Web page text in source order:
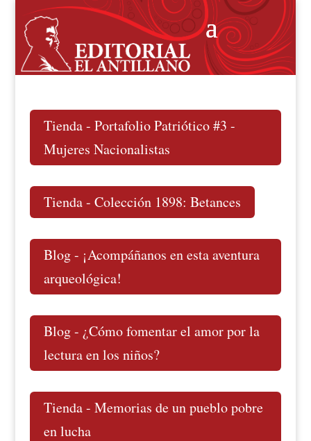
Tienda - Portafolio Patriótico #3 -
Mujeres Nacionalistas
Tienda - Colección 1898: Betances
Blog - ¡Acompáñanos en esta aventura
arqueológica!
Blog - ¿Cómo fomentar el amor por la
lectura en los niños?
Tienda - Memorias de un pueblo pobre
en lucha